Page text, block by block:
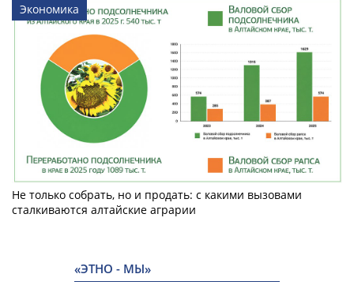
Экономика
Не только собрать, но и продать: с какими вызовами
сталкиваются алтайские аграрии
«ЭТНО - МЫ»